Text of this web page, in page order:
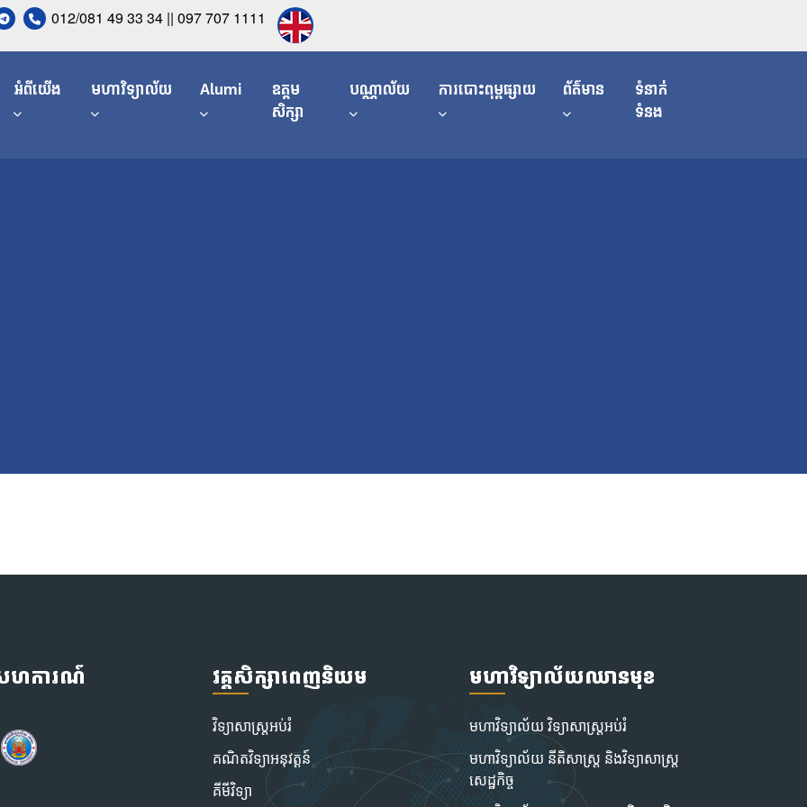
012/081 49 33 34 || 097 707 1111
អំពីយើង មហាវិទ្យាល័យ Alumi
ឧត្តម
សិក្សា
បណ្ណាល័យ ការបោះពុម្ពផ្សាយ ព័ត៌មាន
ទំនាក់
ទំនង
ហការណ៍ វគ្គសិក្សាពេញនិយម
វិទ្យាសាស្រ្តអប់រំ
គណិតវិទ្យាអនុវត្តន៍
គីមីវិទ្យា
មហាវិទ្យាល័យឈានមុខ
មហាវិទ្យាល័យ វិទ្យាសាស្រ្តអប់រំ
មហាវិទ្យាល័យ នីតិសាស្រ្ត និងវិទ្យាសាស្ត្រ
សេដ្ឋកិច្ច